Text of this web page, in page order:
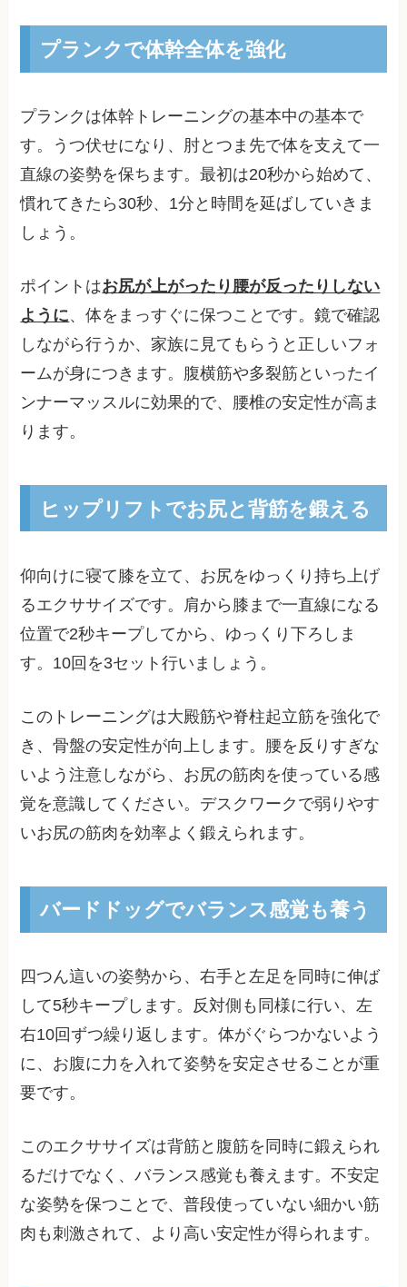
プランクで体幹全体を強化
プランクは体幹トレーニングの基本中の基本で
す。うつ伏せになり、肘とつま先で体を支えて一
直線の姿勢を保ちます。最初は20秒から始めて、
慣れてきたら30秒、1分と時間を延ばしていきま
しょう。
ポイントはお尻が上がったり腰が反ったりしない
ように、体をまっすぐに保つことです。鏡で確認
しながら行うか、家族に見てもらうと正しいフォ
ームが身につきます。腹横筋や多裂筋といったイ
ンナーマッスルに効果的で、腰椎の安定性が高ま
ります。
ヒップリフトでお尻と背筋を鍛える
仰向けに寝て膝を立て、お尻をゆっくり持ち上げ
るエクササイズです。肩から膝まで一直線になる
位置で2秒キープしてから、ゆっくり下ろしま
す。10回を3セット行いましょう。
このトレーニングは大殿筋や脊柱起立筋を強化で
き、骨盤の安定性が向上します。腰を反りすぎな
いよう注意しながら、お尻の筋肉を使っている感
覚を意識してください。デスクワークで弱りやす
いお尻の筋肉を効率よく鍛えられます。
バードドッグでバランス感覚も養う
四つん這いの姿勢から、右手と左足を同時に伸ば
して5秒キープします。反対側も同様に行い、左
右10回ずつ繰り返します。体がぐらつかないよう
に、お腹に力を入れて姿勢を安定させることが重
要です。
このエクササイズは背筋と腹筋を同時に鍛えられ
るだけでなく、バランス感覚も養えます。不安定
な姿勢を保つことで、普段使っていない細かい筋
肉も刺激されて、より高い安定性が得られます。